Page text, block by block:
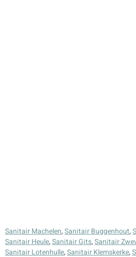
Sanitair Machelen,Sanitair Buggenhout,
Sanitair Heule,Sanitair Gits,Sanitair
Sanitair Lotenhulle,Sanitair Klemskerke,